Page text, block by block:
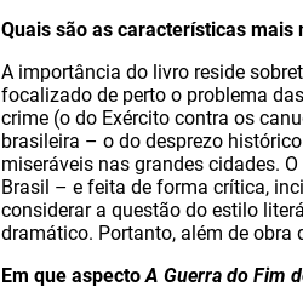
Quais são as características mais
A importância do livro reside
focalizado de perto o problema
crime (o do Exército contra os
brasileira – o do desprezo
miseráveis nas grandes cidades.
Brasil – e feita de forma crítica,
considerar a questão do estilo
dramático. Portanto, além de obra
Em que aspectoA Guerra do Fim